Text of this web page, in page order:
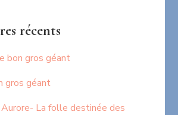
récents
bon gros géant
gros géant
La folle destinée des